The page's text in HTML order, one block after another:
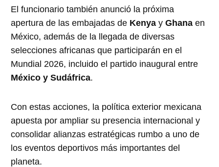
El funcionario también anunció la próxima
apertura de las embajadas de Kenya yGhana en
México, además de la llegada de diversas
selecciones africanas que participarán en el
Mundial 2026, incluido el partido inaugural entre
México y Sudáfrica.
Con estas acciones, la política exterior mexicana
apuesta por ampliar su presencia internacional y
consolidar alianzas estratégicas rumbo a uno de
los eventos deportivos más importantes del
planeta.